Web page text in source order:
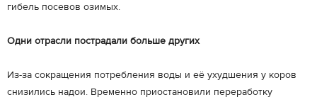
гибель посевов озимых.
Одни отрасли пострадали больше других
Из-за сокращения потребления воды и её ухудшения у коров
снизились надои. Временно приостановили переработку